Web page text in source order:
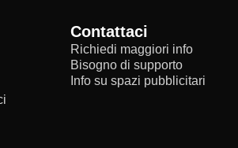
Contattaci
Richiedi maggiori info
Bisogno di supporto
Info su spazi pubblicitari